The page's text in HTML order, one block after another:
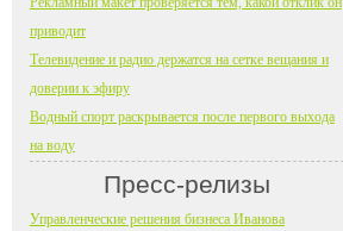
приводит
Телевидение и радио держатся на сетке вещания и
доверии к эфиру
Водный спорт раскрывается после первого выхода
на воду
Пресс-релизы
Управленческие решения бизнеса Иванова